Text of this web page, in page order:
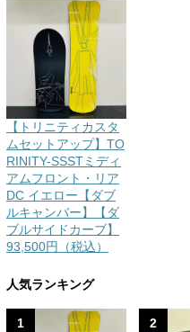
【トリニティカスタ
ムセットアップ】TO
RINITY-SSSTミディ
アムフロント・リア
DC イエロー【ダブ
ルキャンバー】【ダ
ブルサイドカーブ】
93,500円（税込）
人気ランキング
1 2